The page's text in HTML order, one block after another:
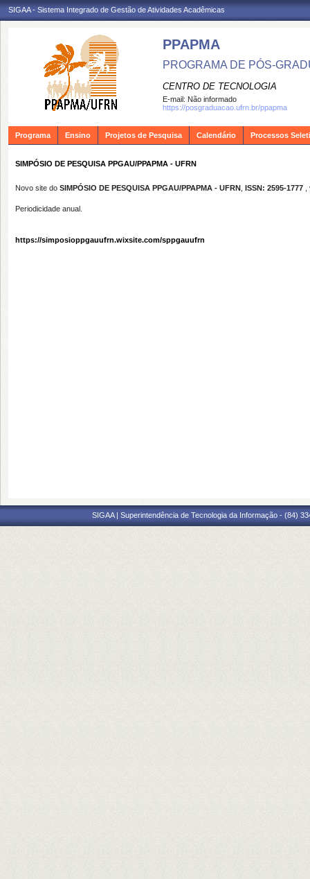
SIGAA - Sistema Integrado de Gestão de Atividades Acadêmicas
PPAPMA
PROGRAMA DE PÓS-
CENTRO DE TECNOLOGIA
E-mail: Não informado
https://posgraduacao.ufrn.br/ppapma
Programa Ensino Projetos de Pesquisa Calendário Processos
SIMPÓSIO DE PESQUISA PPGAU/PPAPMA - UFRN
Novo site do SIMPÓSIO DE PESQUISA PPGAU/PPAPMA - UFRN ISSN: 2595-1777
Periodicidade anual.
https://simposioppgauufrn.wixsite.com/sppgauufrn
SIGAA | Superintendência de Tecnologia da Informação - (84)